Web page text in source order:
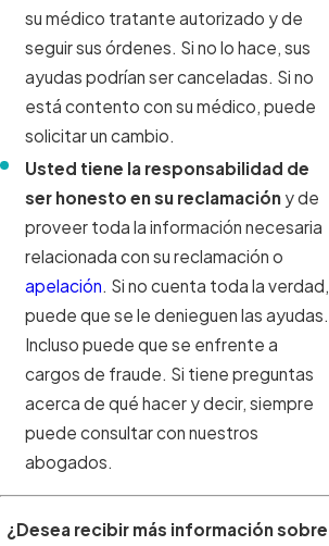
su médico tratante autorizado y de
seguir sus órdenes. Si no lo hace, sus
ayudas podrían ser canceladas. Si no
está contento con su médico, puede
solicitar un cambio.
Usted tiene la responsabilidad de
ser honesto en su reclamación y de
proveer toda la información necesaria
relacionada con su reclamación o
apelación. Si no cuenta toda la verdad,
puede que se le denieguen las ayudas.
Incluso puede que se enfrente a
cargos de fraude. Si tiene preguntas
acerca de qué hacer y decir, siempre
puede consultar con nuestros
abogados.
¿Desea recibir más información sobre